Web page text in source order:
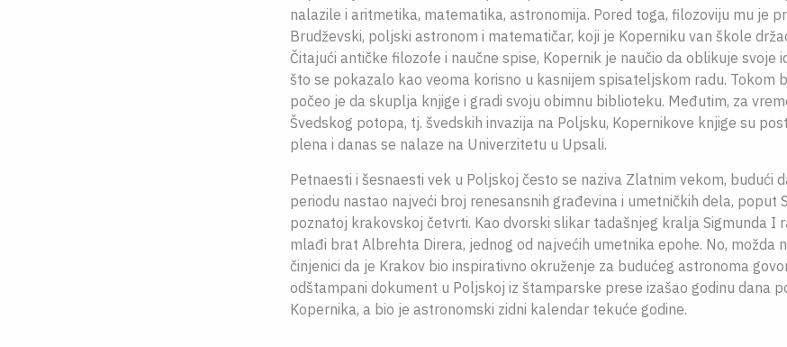
nalazile i aritmetika, matematika, astronomija. Pored toga, filozoviju mu je
Brudževski, poljski astronom i matematičar, koji je Koperniku van škole
Čitajući antičke filozofe i naučne spise, Kopernik je naučio da oblikuje svoje
što se pokazalo kao veoma korisno u kasnijem spisateljskom radu. Tokom
počeo je da skuplja knjige i gradi svoju obimnu biblioteku. Međutim, za
Švedskog potopa, tj. švedskih invazija na Poljsku, Kopernikove knjige su
plena i danas se nalaze na Univerzitetu u Upsali.
Petnaesti i šesnaesti vek u Poljskoj često se naziva Zlatnim vekom, budući
periodu nastao najveći broj renesansnih građevina i umetničkih dela, poput
poznatoj krakovskoj četvrti. Kao dvorski slikar tadašnjeg kralja Sigmunda I
mlađi brat Albrehta Direra, jednog od najvećih umetnika epohe. No, možda
činjenici da je Krakov bio inspirativno okruženje za budućeg astronoma
odštampani dokument u Poljskoj iz štamparske prese izašao godinu dana
Kopernika, a bio je astronomski zidni kalendar tekuće godine.